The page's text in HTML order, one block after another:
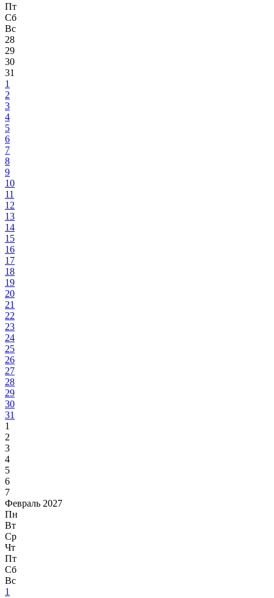
Пт
Сб
Вс
28
29
30
31
1
2
3
4
5
6
7
8
9
10
11
12
13
14
15
16
17
18
19
20
21
22
23
24
25
26
27
28
29
30
31
1
2
3
4
5
6
7
Февраль 2027
Пн
Вт
Ср
Чт
Пт
Сб
Вс
1